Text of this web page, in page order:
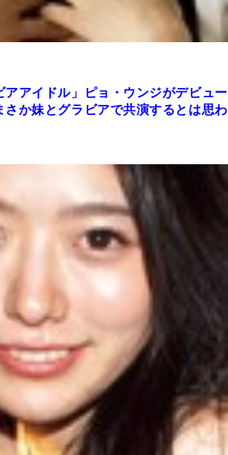
アアイドル」ピョ・ウンジがデビュー
さか妹とグラビアで共演するとは思わ